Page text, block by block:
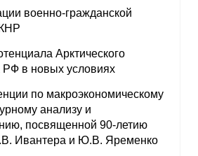
военно-гражданской
Арктического
РФ в новых условиях
по макроэкономическому
анализу и
посвященной 90-летию
Ивантера и Ю.В. Яременко